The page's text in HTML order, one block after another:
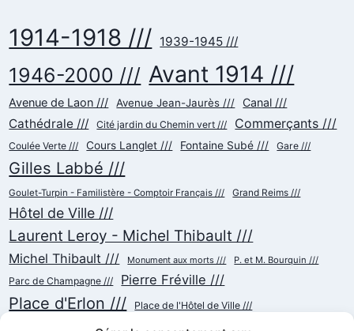
1914-1918 /// 1939-1945 ///
1946-2000 /// Avant 1914 ///
Avenue de Laon /// Avenue Jean-Jaurès /// Canal ///
Cathédrale /// Cité jardin du Chemin vert /// Commerçants ///
Coulée Verte /// Cours Langlet /// Fontaine Subé /// Gare ///
Gilles Labbé ///
Goulet-Turpin - Familistère - Comptoir Français /// Grand Reims ///
Hôtel de Ville ///
Laurent Leroy - Michel Thibault ///
Michel Thibault /// Monument aux morts /// P. et M. Bourquin ///
Parc de Champagne /// Pierre Fréville ///
Place d'Erlon /// Place de l'Hôtel de Ville ///
Place de la République /// Place du Cardinal Luçon ///